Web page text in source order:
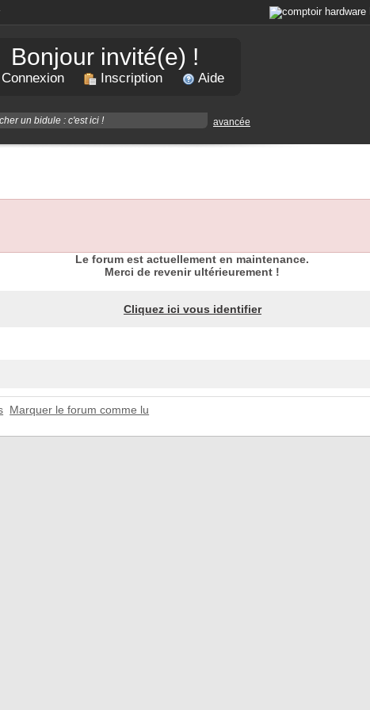
Bonjour invité(e) !
Connexion Inscription Aide
avancée
Le forum est actuellement en maintenance.
Merci de revenir ultérieurement !
Cliquez ici vous identifier
Marquer le forum comme lu